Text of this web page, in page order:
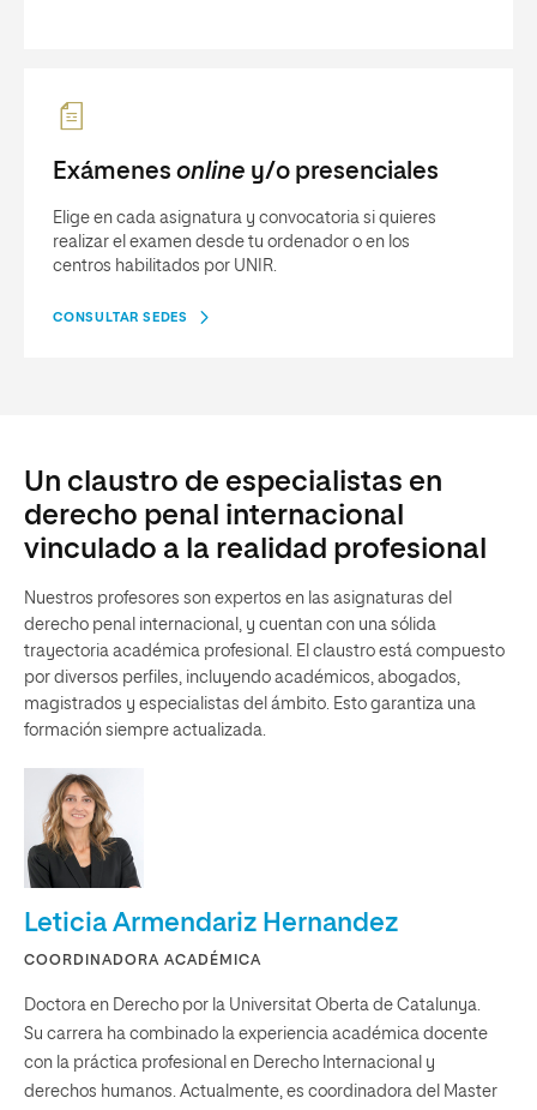
Exámenes online y/o presenciales
Elige en cada asignatura y convocatoria si quieres
realizar el examen desde tu ordenador o en los
centros habilitados por UNIR.
CONSULTAR SEDES
Un claustro de especialistas en
derecho penal internacional
vinculado a la realidad profesional
Nuestros profesores son expertos en las asignaturas del
derecho penal internacional, y cuentan con una sólida
trayectoria académica profesional. El claustro está compuesto
por diversos perfiles, incluyendo académicos, abogados,
magistrados y especialistas del ámbito. Esto garantiza una
formación siempre actualizada.
Leticia Armendariz Hernandez
COORDINADORA ACADÉMICA
Doctora en Derecho por la Universitat Oberta de Catalunya.
Su carrera ha combinado la experiencia académica docente
con la práctica profesional en Derecho lnternacional y
derechos humanos. Actualmente, es coordinadora del Master